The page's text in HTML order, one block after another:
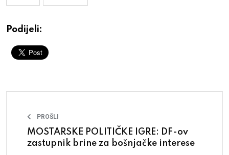
Podijeli:
PROŠLI
MOSTARSKE POLITIČKE IGRE: DF-ov
zastupnik brine za bošnjačke interese